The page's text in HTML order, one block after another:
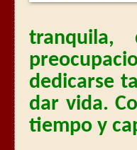
tranquila,
dedicarse
dar vida.
tiempo y